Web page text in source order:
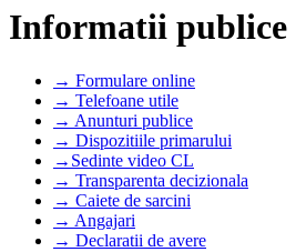
Informatii publice
→ Formulare online
→ Telefoane utile
→ Anunturi publice
→ Dispozitiile primarului
→Sedinte video CL
→ Transparenta decizionala
→ Caiete de sarcini
→ Angajari
→ Declaratii de avere